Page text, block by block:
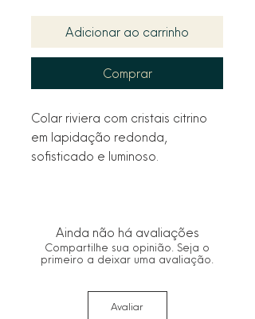
Adicionar ao carrinho
Comprar
Colar riviera com cristais citrino
em lapidação redonda,
sofisticado e luminoso.
Ainda não há avaliações
Compartilhe sua opinião. Seja o
primeiro a deixar uma avaliação.
Avaliar